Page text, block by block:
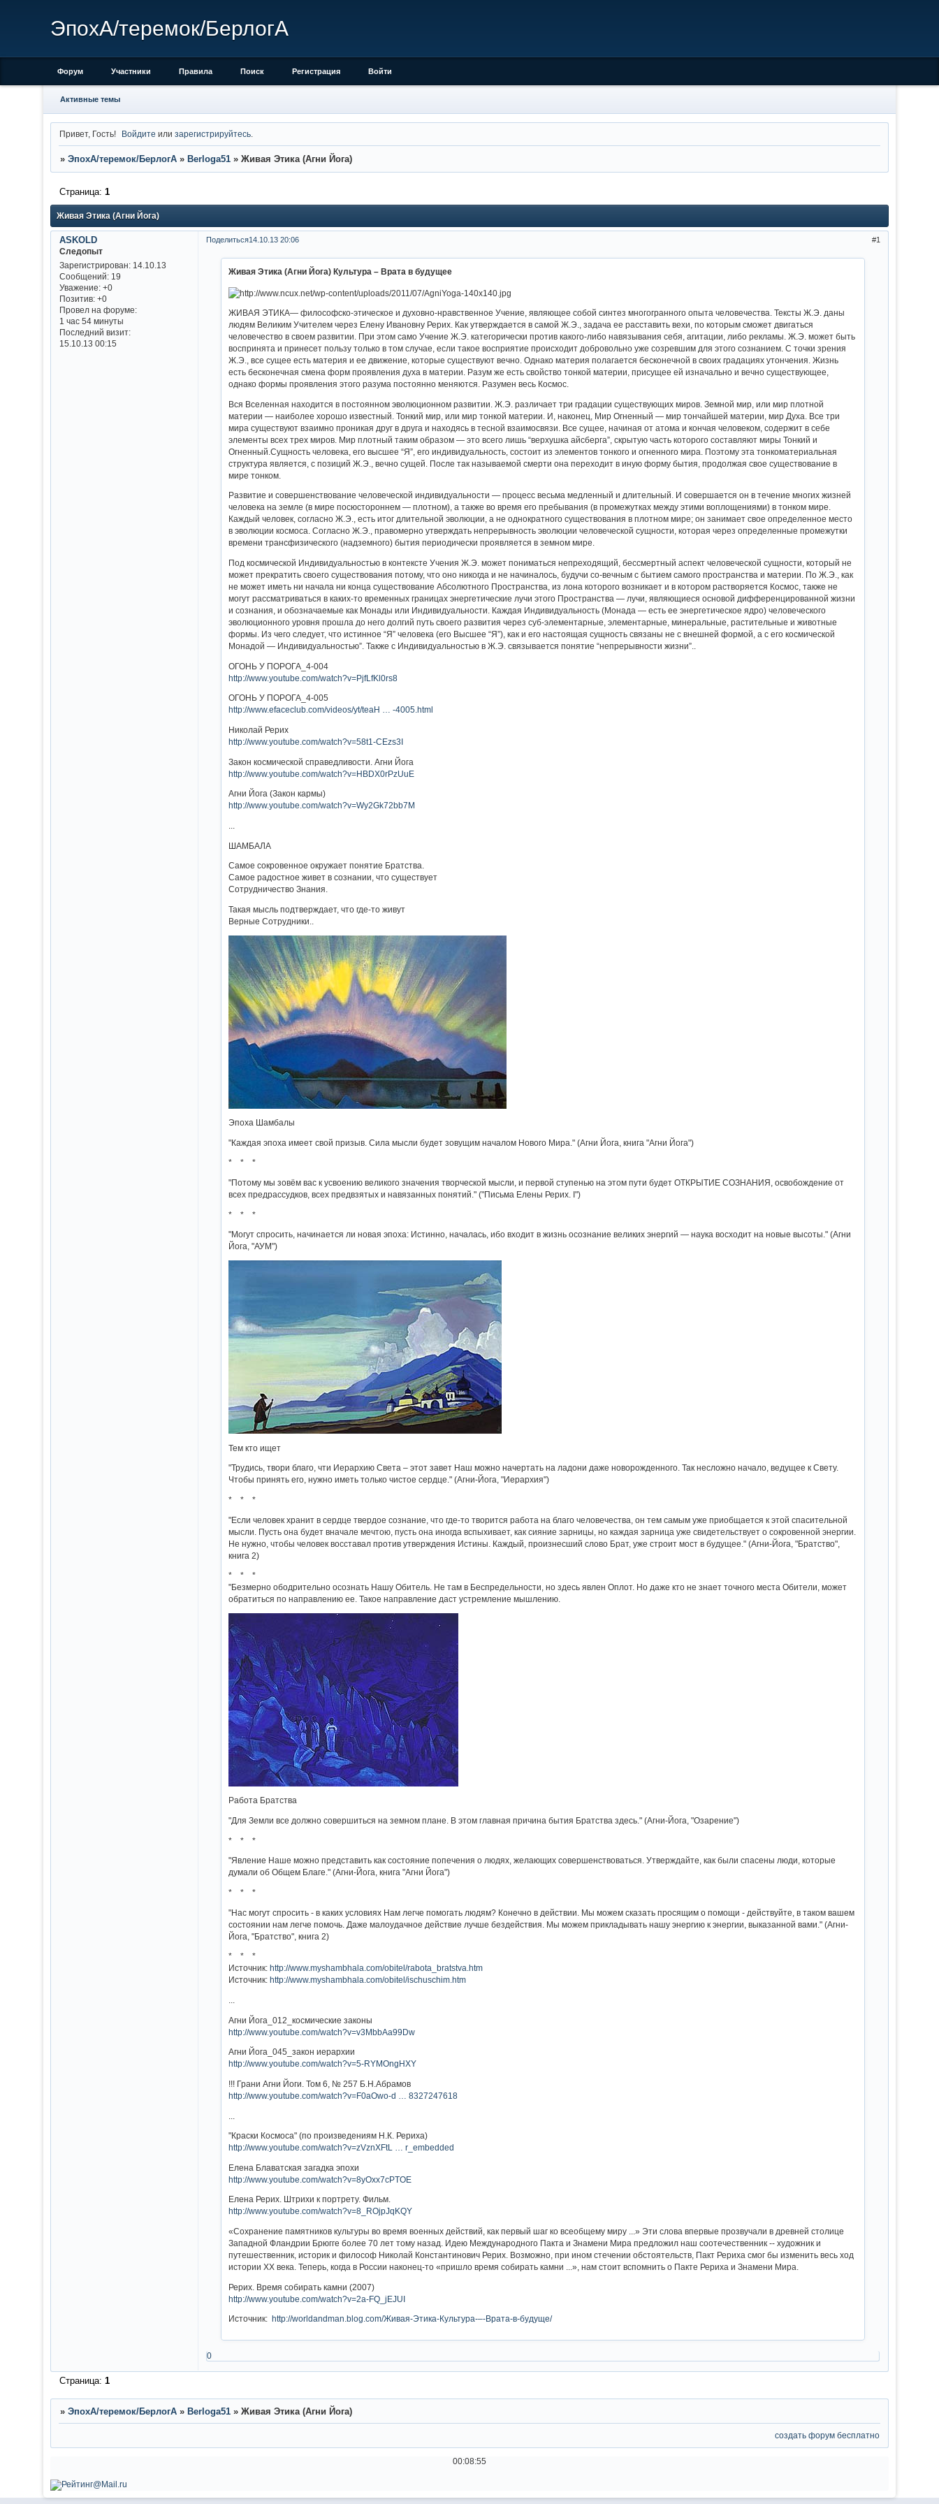
ЭпохА/теремок/БерлогА
Форум Участники Правила Поиск Регистрация Войти
Активные темы
Привет, Гость! Войдите илизарегистрируйтесь
» ЭпохА/теремок/БерлогА » Berloga51 » Живая Этика (Агни Йога)
Живая Этика (Агни Йога)
Страница: 1
Поделиться 1
14.10.13 20:06
ASKOLD
Следопыт
Зарегистрирован: 14.10.13
Сообщений:19
Уважение: +0
Позитив: +0
Провел на форуме:
1 час 54 минуты
Последний визит:
15.10.13 00:15
Живая Этика (Агни Йога) Культура – Врата в будущее
ЖИВАЯ ЭТИКА— философско-этическое и духовно-нравственное Учение, являющее собой синтез многогранного опыта человечества. Тексты Ж.Э. даны
людям Великим Учителем через Елену Ивановну Рерих. Как утверждается в самой Ж.Э., задача ее расставить вехи, по которым сможет двигаться
человечество в своем развитии. При этом само Учение Ж.Э. категорически против какого-либо навязывания себя, агитации, либо рекламы. Ж.Э. может быть
воспринята и принесет пользу только в том случае, если такое восприятие происходит добровольно уже созревшим для этого сознанием. С точки зрения
Ж.Э., все сущее есть материя и ее движение, которые существуют вечно. Однако материя полагается бесконечной в своих градациях утончения. Жизнь
есть бесконечная смена форм проявления духа в материи. Разум же есть свойство тонкой материи, присущее ей изначально и вечно существующее,
однако формы проявления этого разума постоянно меняются. Разумен весь Космос.
Вся Вселенная находится в постоянном эволюционном развитии. Ж.Э. различает три градации существующих миров. Земной мир, или мир плотной
материи — наиболее хорошо известный. Тонкий мир, или мир тонкой материи. И, наконец, Мир Огненный — мир тончайшей материи, мир Духа. Все три
мира существуют взаимно проникая друг в друга и находясь в тесной взаимосвязи. Все сущее, начиная от атома и кончая человеком, содержит в себе
элементы всех трех миров. Мир плотный таким образом — это всего лишь “верхушка айсберга”, скрытую часть которого составляют миры Тонкий и
Огненный.Сущность человека, его высшее “Я”, его индивидуальность, состоит из элементов тонкого и огненного мира. Поэтому эта тонкоматериальная
структура является, с позиций Ж.Э., вечно сущей. После так называемой смерти она переходит в иную форму бытия, продолжая свое существование в
мире тонком.
Развитие и совершенствование человеческой индивидуальности — процесс весьма медленный и длительный. И совершается он в течение многих жизней
человека на земле (в мире посюстороннем — плотном), а также во время его пребывания (в промежутках между этими воплощениями) в тонком мире.
Каждый человек, согласно Ж.Э., есть итог длительной эволюции, а не однократного существования в плотном мире; он занимает свое определенное место
в эволюции космоса. Согласно Ж.Э., правомерно утверждать непрерывность эволюции человеческой сущности, которая через определенные промежутки
времени трансфизического (надземного) бытия периодически проявляется в земном мире.
Под космической Индивидуальностью в контексте Учения Ж.Э. может пониматься непреходящий, бессмертный аспект человеческой сущности, который не
может прекратить своего существования потому, что оно никогда и не начиналось, будучи со-вечным с бытием самого пространства и материи. По Ж.Э., как
не может иметь ни начала ни конца существование Абсолютного Пространства, из лона которого возникает и в котором растворяется Космос, также не
могут рассматриваться в каких-то временных границах энергетические лучи этого Пространства — лучи, являющиеся основой дифференцированной жизни
и сознания, и обозначаемые как Монады или Индивидуальности. Каждая Индивидуальность (Монада — есть ее энергетическое ядро) человеческого
эволюционного уровня прошла до него долгий путь своего развития через суб-элементарные, элементарные, минеральные, растительные и животные
формы. Из чего следует, что истинное “Я” человека (его Высшее “Я”), как и его настоящая сущность связаны не с внешней формой, а с его космической
Монадой — Индивидуальностью”. Также с Индивидуальностью в Ж.Э. связывается понятие “непрерывности жизни”..
ОГОНЬ У ПОРОГА_4-004
http://www.youtube.com/watch?v=PjfLfKl0rs8
ОГОНЬ У ПОРОГА_4-005
http://www.efaceclub.com/videos/yt/teaH … -4005.html
Николай Рерих
http://www.youtube.com/watch?v=58t1-CEzs3I
Закон космической справедливости. Агни Йога
http://www.youtube.com/watch?v=HBDX0rPzUuE
Агни Йога (Закон кармы)
http://www.youtube.com/watch?v=Wy2Gk72bb7M
ШАМБАЛА
Самое сокровенное окружает понятие Братства.
Самое радостное живет в сознании, что существует
Сотрудничество Знания.
Такая мысль подтверждает, что где-то живут
Верные Сотрудники..
Эпоха Шамбалы
"Каждая эпоха имеет свой призыв. Сила мысли будет зовущим началом Нового Мира." (Агни Йога, книга "Агни Йога")
* * *
"Потому мы зовём вас к усвоению великого значения творческой мысли, и первой ступенью на этом пути будет ОТКРЫТИЕ СОЗНАНИЯ, освобождение от
всех предрассудков, всех предвзятых и навязанных понятий." ("Письма Елены Рерих. I")
* * *
"Могут спросить, начинается ли новая эпоха: Истинно, началась, ибо входит в жизнь осознание великих энергий — наука восходит на новые высоты." (Агни
Йога, "АУМ")
Тем кто ищет
"Трудись, твори благо, чти Иерархию Света – этот завет Наш можно начертать на ладони даже новорожденного. Так несложно начало, ведущее к Свету.
Чтобы принять его, нужно иметь только чистое сердце." (Агни-Йога, "Иерархия")
* * *
"Если человек хранит в сердце твердое сознание, что где-то творится работа на благо человечества, он тем самым уже приобщается к этой спасительной
мысли. Пусть она будет вначале мечтою, пусть она иногда вспыхивает, как сияние зарницы, но каждая зарница уже свидетельствует о сокровенной энергии.
Не нужно, чтобы человек восставал против утверждения Истины. Каждый, произнесший слово Брат, уже строит мост в будущее." (Агни-Йога, "Братство",
книга 2)
* * *
"Безмерно ободрительно осознать Нашу Обитель. Не там в Беспредельности, но здесь явлен Оплот. Но даже кто не знает точного места Обители, может
обратиться по направлению ее. Такое направление даст устремление мышлению.
Работа Братства
"Для Земли все должно совершиться на земном плане. В этом главная причина бытия Братства здесь." (Агни-Йога, "Озарение")
* * *
"Явление Наше можно представить как состояние попечения о людях, желающих совершенствоваться. Утверждайте, как были спасены люди, которые
думали об Общем Благе." (Агни-Йога, книга "Агни Йога")
* * *
"Нас могут спросить - в каких условиях Нам легче помогать людям? Конечно в действии. Мы можем сказать просящим о помощи - действуйте, в таком вашем
состоянии нам легче помочь. Даже малоудачное действие лучше бездействия. Мы можем прикладывать нашу энергию к энергии, выказанной вами." (Агни-
Йога, "Братство", книга 2)
* * *
Источник: http://www.myshambhala.com/obitel/rabota_bratstva.htm
Источник: http://www.myshambhala.com/obitel/ischuschim.htm
Агни Йога_012_космические законы
http://www.youtube.com/watch?v=v3MbbAa99Dw
Агни Йога_045_закон иерархии
http://www.youtube.com/watch?v=5-RYMOngHXY
!!! Грани Агни Йоги. Том 6, № 257 Б.Н.Абрамов
http://www.youtube.com/watch?v=F0aOwo-d … 8327247618
"Краски Космоса" (по произведениям Н.К. Рериха)
http://www.youtube.com/watch?v=zVznXFtL … r_embedded
Елена Блаватская загадка эпохи
http://www.youtube.com/watch?v=8yOxx7cPTOE
Елена Рерих. Штрихи к портрету. Фильм.
http://www.youtube.com/watch?v=8_ROjpJqKQY
«Сохранение памятников культуры во время военных действий, как первый шаг ко всеобщему миру ...» Эти слова впервые прозвучали в древней столице
Западной Фландрии Брюгге более 70 лет тому назад. Идею Международного Пакта и Знамени Мира предложил наш соотечественник -- художник и
путешественник, историк и философ Николай Константинович Рерих. Возможно, при ином стечении обстоятельств, Пакт Рериха смог бы изменить весь ход
истории XX века. Теперь, когда в России наконец-то «пришло время собирать камни ...», нам стоит вспомнить о Пакте Рериха и Знамени Мира.
Рерих. Время собирать камни (2007)
http://www.youtube.com/watch?v=2a-FQ_jEJUI
Источник: http://worldandman.blog.com/Живая-Этика-Культура-–-Врата-в-будуще/
0
Страница: 1
» ЭпохА/теремок/БерлогА » Berloga51 » Живая Этика (Агни Йога)
создать форум бесплатно
00:08:56